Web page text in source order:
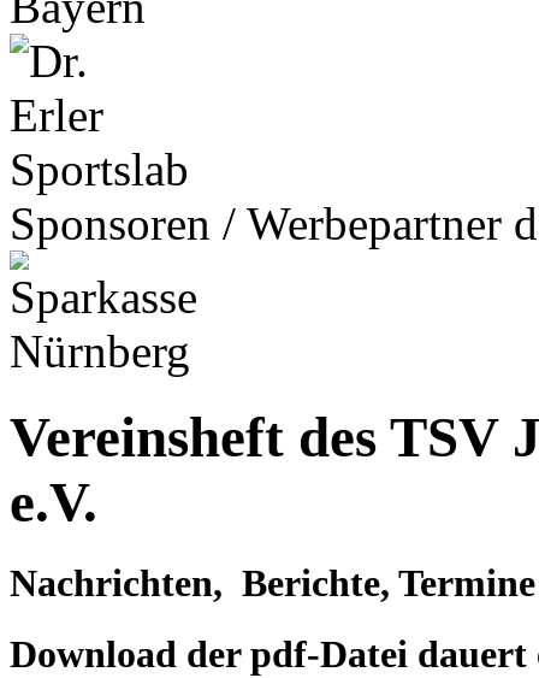
Sponsoren / Werbepartner
Vereinsheft des TSV
e.V.
Nachrichten, Berichte,
Download der pdf-Datei